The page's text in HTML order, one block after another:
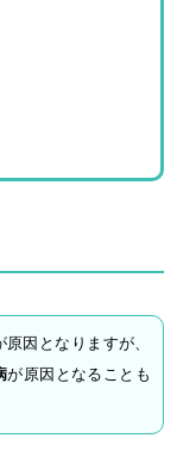
原因となりますが、
が原因となることも